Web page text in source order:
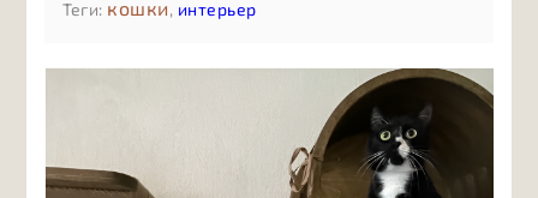
планировке и материалах стоят дороже:
питомцами, постоянная уборка и небезопасные
Теги: кошки, интерьер